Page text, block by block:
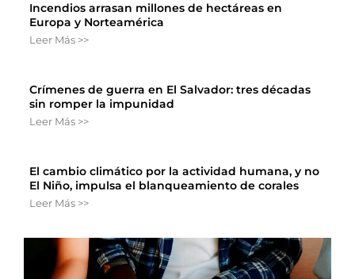
Incendios arrasan millones de hectáreas en
Europa y Norteamérica
Leer Más >>
Crímenes de guerra en El Salvador: tres décadas
sin romper la impunidad
Leer Más >>
El cambio climático por la actividad humana, y no
El Niño, impulsa el blanqueamiento de corales
Leer Más >>